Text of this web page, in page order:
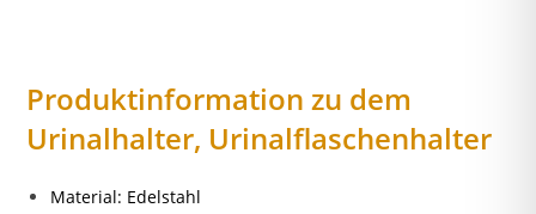
Produktinformation zu dem
Urinalhalter, Urinalflaschenhalter
Material: Edelstahl